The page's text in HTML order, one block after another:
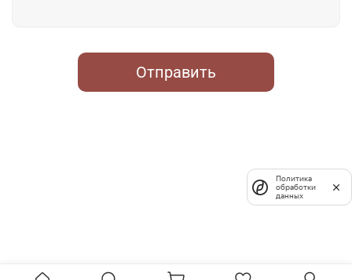
Отправить
Политика
обработки
данных